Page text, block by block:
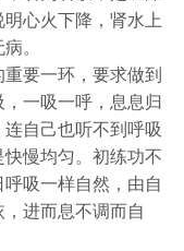
心火下降，肾水上
。
要一环，要求做到
一吸一呼，息息归
自己也听不到呼吸
慢均匀。初练功不
吸一样自然，由自
进而息不调而自